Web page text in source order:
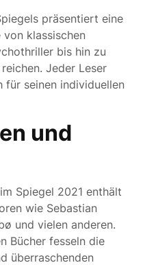
präsentiert eine
klassischen
bis hin zu
Jeder Leser
für seinen individuellen
und
Spiegel 2021 enthält
wie Sebastian
und vielen anderen.
Bücher fesseln die
überraschenden